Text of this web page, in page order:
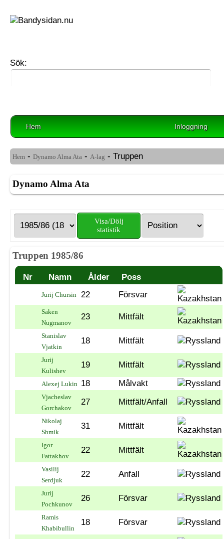
Sök:
Hem Inloggning
Hem - Dynamo Alma Ata - A-lag - Truppen
Dynamo Alma Ata
Visa/Dölj
statistik
Truppen 1985/86
Nr Namn Ålder Poss
Jurij Chursin 22 Försvar
Saken
Nugmanov
23 Mittfält
Stanislav
Vjatkin
18 Mittfält
Jurij
Kulishev
19 Mittfält
Alexej Lukin 18 Målvakt
Vjacheslav
Gorchakov
27 Mittfält/Anfall
Nikolaj
Shmik
31 Mittfält
Igor
Fattakhov
22 Mittfält
Vasilij
Serdjuk
22 Anfall
Jurij
Pochkunov
26 Försvar
Ramis
Khabibullin
18 Försvar